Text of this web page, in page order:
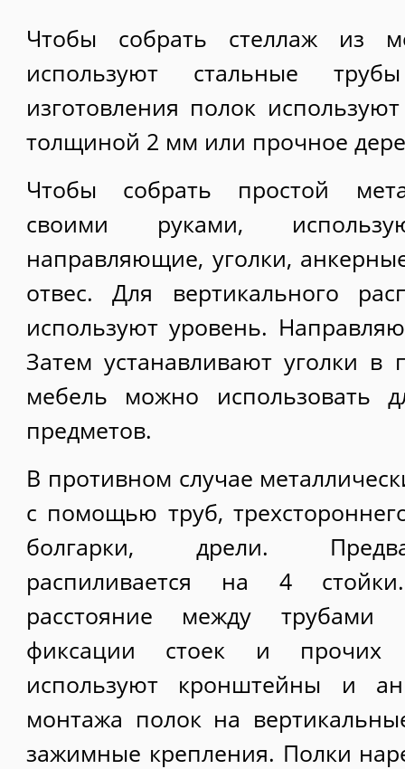
Чтобы собрать стеллаж из
используют стальные
изготовления полок
толщиной 2 мм или прочное
Чтобы собрать простой
своими руками,
направляющие, уголки,
отвес. Для вертикального
используют уровень.
Затем устанавливают уголки
мебель можно использовать
предметов.
В противном случае
с помощью труб,
болгарки, дрели.
распиливается на 4
расстояние между
фиксации стоек и прочих
используют кронштейны и
монтажа полок на
зажимные крепления. Полки